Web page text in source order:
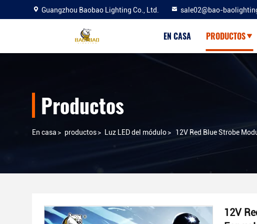
Guangzhou Baobao Lighting Co., Ltd. sale02@bao-
EN CASA PRODUCTOS
Productos
En casa > productos> Luz LED del módulo> 12V Red Blue Strobe
12V